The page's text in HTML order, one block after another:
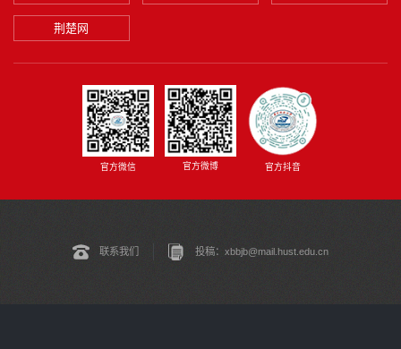
荆楚网
官方微信 官方微博 官方抖音
联系我们 投稿：xbbjb@mail.hust.edu.cn